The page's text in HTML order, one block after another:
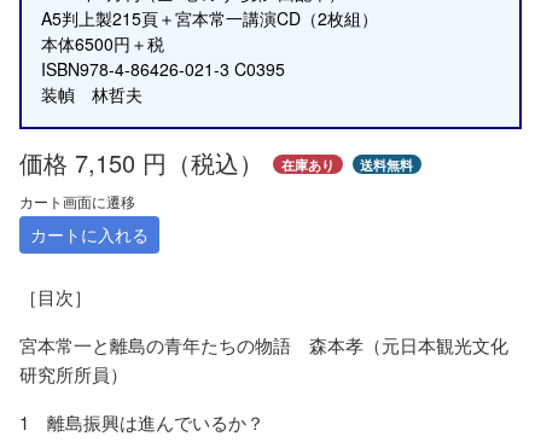
A5判上製215頁＋宮本常一講演CD（2枚組）
本体6500円＋税
ISBN978-4-86426-021-3 C0395
装幀 林哲夫
価格 7,150 円（税込） 在庫あり 送料無料
カート画面に遷移
カートに入れる
［目次］
宮本常一と離島の青年たちの物語 森本孝（元日本観光文化
研究所所員）
1 離島振興は進んでいるか？